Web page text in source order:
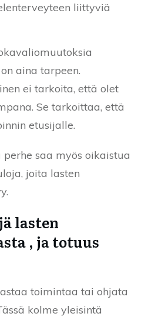
liittyviä
aina tarpeen.
ei tarkoita, että olet
Se tarkoittaa, että
etusijalle.
saa myös oikaistua
joita lasten
lasten
, ja totuus
toimintaa tai ohjata
kolme yleisintä